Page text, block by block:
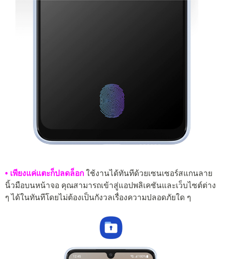
• เพียงแค่แตะก็ปลดล็อก ใช้งานได้ทันทีด้วยเซนเซอร์สแกนลาย
นิ้วมือบนหน้าจอ คุณสามารถเข้าสู่แอปพลิเคชันและเว็บไซต์ต่าง
ๆ ได้ในทันทีโดยไม่ต้องเป็นกังวลเรื่องความปลอดภัยใด ๆ